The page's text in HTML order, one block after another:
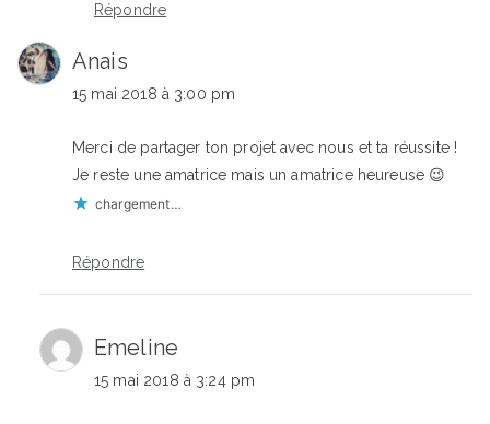
Répondre
Anais
15 mai 2018 à 3:00 pm
Merci de partager ton projet avec nous et ta réussite !
Je reste une amatrice mais un amatrice heureuse 😉
chargement…
Répondre
Emeline
15 mai 2018 à 3:24 pm